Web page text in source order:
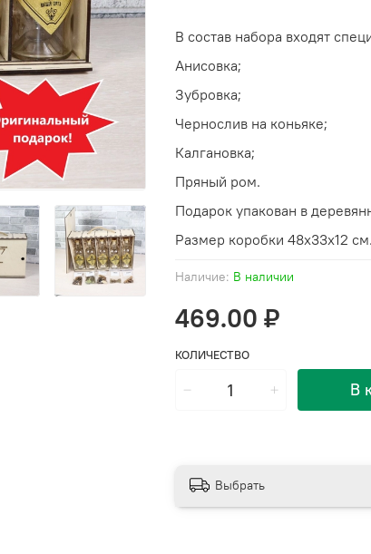
Наличие: В наличии
469.00 ₽
КОЛИЧЕСТВО
В
В состав набора входят
Анисовка;
Зубровка;
Чернослив на коньяке;
Калгановка;
Пряный ром.
Подарок упакован в
Размер коробки 48х33х12 см.
Выбрать